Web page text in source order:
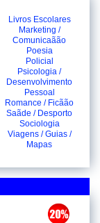
Livros Escolares
Marketing /
Comunicaãão
Poesia
Policial
Psicologia /
Desenvolvimento
Pessoal
Romance / Ficãão
Saãde / Desporto
Sociologia
Viagens / Guias /
Mapas